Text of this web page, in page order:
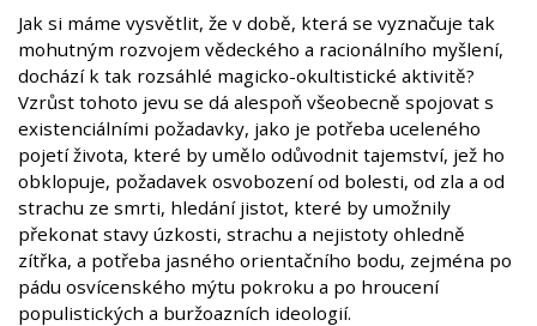
Jak si máme vysvětlit, že v době, která se vyznačuje tak
mohutným rozvojem vědeckého a racionálního myšlení,
dochází k tak rozsáhlé magicko-okultistické aktivitě?
Vzrůst tohoto jevu se dá alespoň všeobecně spojovat s
existenciálními požadavky, jako je potřeba uceleného
pojetí života, které by umělo odůvodnit tajemství, jež ho
obklopuje, požadavek osvobození od bolesti, od zla a od
strachu ze smrti, hledání jistot, které by umožnily
překonat stavy úzkosti, strachu a nejistoty ohledně
zítřka, a potřeba jasného orientačního bodu, zejména po
pádu osvícenského mýtu pokroku a po hroucení
populistických a buržoazních ideologií.